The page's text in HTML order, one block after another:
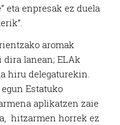
eta enpresak ez duela
aromak
lanean; ELAk
hiru delegaturekin.
Estatuko
aplikatzen zaie
hitzarmen horrek ez